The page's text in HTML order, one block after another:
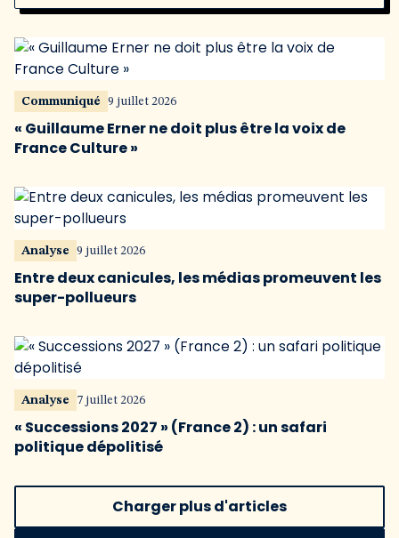
Communiqué 9 juillet 2026
« Guillaume Erner ne doit plus être la voix de
France Culture »
Analyse 9 juillet 2026
Entre deux canicules, les médias promeuvent les
super-pollueurs
Analyse 7 juillet 2026
« Successions 2027 » (France 2) : un safari
politique dépolitisé
Charger plus d'articles